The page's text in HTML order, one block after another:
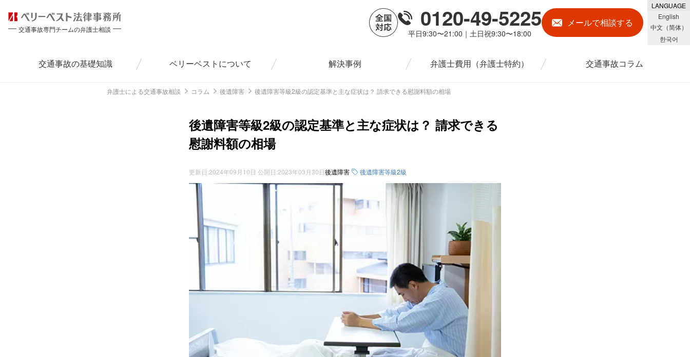
交通事故専門チームの弁護士相談 0120-49-5225
平日9:30〜21:00｜土日祝9:30〜18:00
メールで相談する
LANGUAGE
English
中文（简体）
한국어
交通事故の基礎知識 ベリーベストについて 解決事例 弁護士費用 （弁護士特約） 交通事故コラム
弁護士による交通事故相談 コラム 後遺障害 後遺障害等級2級の認定基準と主な症状は？ 請求できる慰謝料額の相場
後遺障害等級2級の認定基準と主な症状は？ 請求できる
慰謝料額の相場
更新日:2024年09月10日 公開日:2023年03月30日後遺障害 後遺障害等級2級